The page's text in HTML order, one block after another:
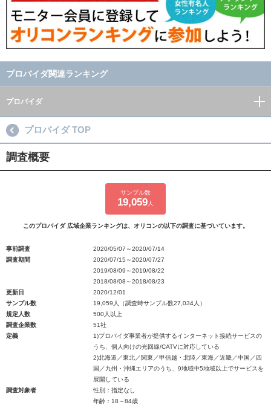
プロバイダ関連ランキング
プロバイダ
プロバイダ TOP
調査概要
サンプル数
19,059 人
このプロバイダ 広域企業ランキングは、オリコンの以下の調査に基づいています。
事前調査
2020/05/07～2020/07/14
調査期間
2020/07/15～2020/07/27
2019/08/09～2019/08/22
2018/08/08～2018/08/23
更新日
2020/12/01
サンプル数
19,059人（調査時サンプル数27,034人）
規定人数
500人以上
調査企業数
51社
定義
1)プロバイダ事業者が提供するインターネット接続サービスの
うち、個人向けの光回線/CATVに対応している
2)北海道／東北／関東／甲信越・北陸／東海／近畿／中国／四
国／九州・沖縄エリアのうち、9地域中5地域以上でサービスを
展開している
調査対象者
性別：指定なし
年齢：18～84歳